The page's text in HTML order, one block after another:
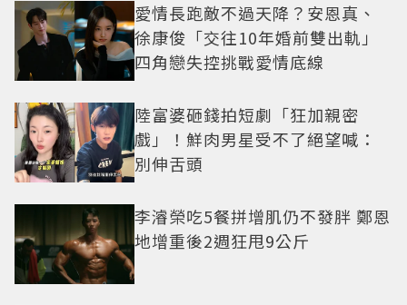
愛情長跑敵不過天降？安恩真、
徐康俊「交往10年婚前雙出軌」
四角戀失控挑戰愛情底線
陸富婆砸錢拍短劇「狂加親密
戲」！鮮肉男星受不了絕望喊：
別伸舌頭
李濬榮吃5餐拼增肌仍不發胖 鄭恩
地增重後2週狂甩9公斤